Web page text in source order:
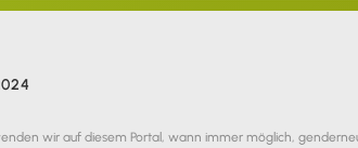
wir auf diesem Portal, wann immer möglich,